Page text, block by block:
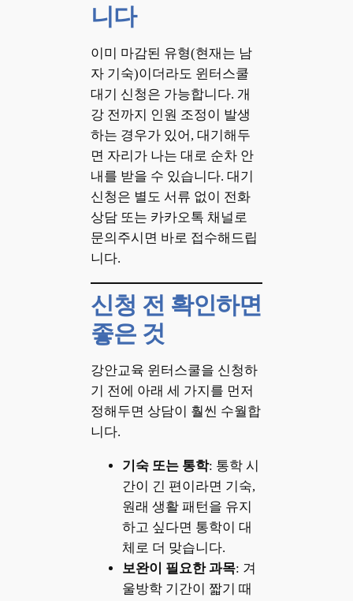
니다
이미 마감된 유형(현재는 남
자 기숙)이더라도 윈터스쿨
대기 신청은 가능합니다. 개
강 전까지 인원 조정이 발생
하는 경우가 있어, 대기해두
면 자리가 나는 대로 순차 안
내를 받을 수 있습니다. 대기
신청은 별도 서류 없이 전화
상담 또는 카카오톡 채널로
문의주시면 바로 접수해드립
니다.
신청 전 확인하면
좋은 것
강안교육 윈터스쿨을 신청하
기 전에 아래 세 가지를 먼저
정해두면 상담이 훨씬 수월합
니다.
기숙 또는 통학: 통학 시
간이 긴 편이라면 기숙,
원래 생활 패턴을 유지
하고 싶다면 통학이 대
체로 더 맞습니다.
보완이 필요한 과목: 겨
울방학 기간이 짧기 때